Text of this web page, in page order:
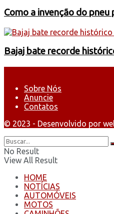
Como a invenção do
Bajaj bate recorde
Sobre Nós
Anuncie
Contatos
© 2023 - Desenvolvido por
No Result
View All Result
HOME
NOTÍCIAS
AUTOMÓVEIS
MOTOS